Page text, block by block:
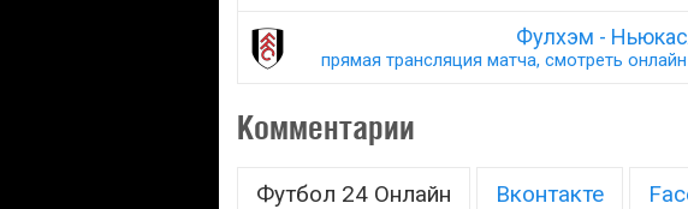
Фулхэм -
прямая трансляция матча, смотреть
Комментарии
Футбол 24 Онлайн Вконтакте